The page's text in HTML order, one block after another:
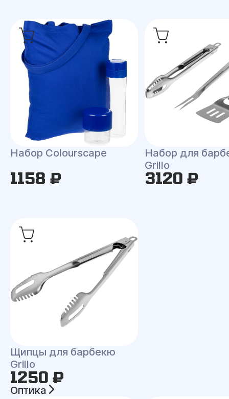
Набор Colourscape
1158 ₽
Набор для
Grillo
3120 ₽
Щипцы для барбекю
Grillo
1250 ₽
Оптика